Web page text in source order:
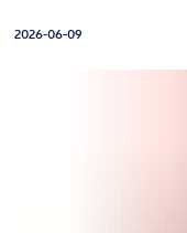
2026-06-09